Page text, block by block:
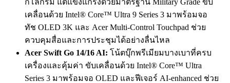
เคลื่อนด้วย Intel® Core™ Ultra 9 Series 3 มาพร้อมจอ
ทัช OLED 3K และ Acer Multi-Control Touchpad ช่วย
ควบคุมสื่อและการประชุมได้อย่างลื่นไหล
Acer Swift Go 14/16 AI: โน้ตบุ๊กพรีเมียมบางเบาที่ครบ
เครื่องและคุ้มค่า ขับเคลื่อนด้วย Intel® Core™ Ultra
Series 3 มาพร้อมจอ OLED และฟีเจอร์ AI-enhanced ช่วย